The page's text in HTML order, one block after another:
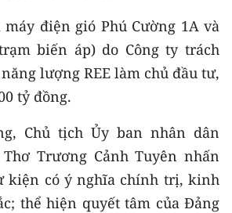
điện gió Phú Cường 1A và
biến áp) do Công ty trách
lượng REE làm chủ đầu tư,
tỷ đồng.
Chủ tịch Ủy ban nhân dân
Trương Cảnh Tuyên nhấn
kiện có ý nghĩa chính trị, kinh
thể hiện quyết tâm của Đảng